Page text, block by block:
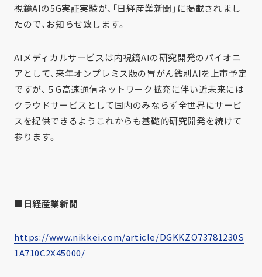
視鏡AIの5G実証実験が、「日経産業新聞」に掲載されまし
たので、お知らせ致します。
AIメディカルサービスは内視鏡AIの研究開発のパイオニ
アとして、来年オンプレミス版の胃がん鑑別AIを上市予定
ですが、５G高速通信ネットワーク拡充に伴い近未来には
クラウドサービスとして国内のみならず全世界にサービ
スを提供できるようこれからも基礎的研究開発を続けて
参ります。
■日経産業新聞
https://www.nikkei.com/article/DGKKZO73781230S
1A710C2X45000/